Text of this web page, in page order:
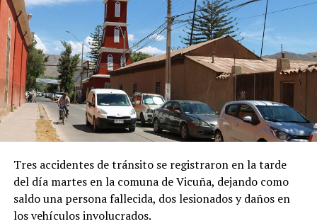
Tres accidentes de tránsito se registraron en la tarde
del día martes en la comuna de Vicuña, dejando como
saldo una persona fallecida, dos lesionados y daños en
los vehículos involucrados.